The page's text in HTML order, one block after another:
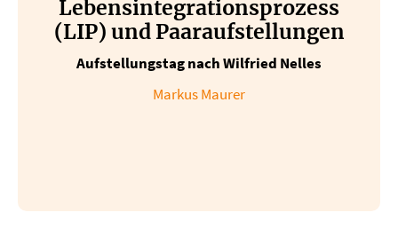
Lebensintegrationsprozess
(LIP) und Paaraufstellungen
Aufstellungstag nach Wilfried Nelles
Markus Maurer